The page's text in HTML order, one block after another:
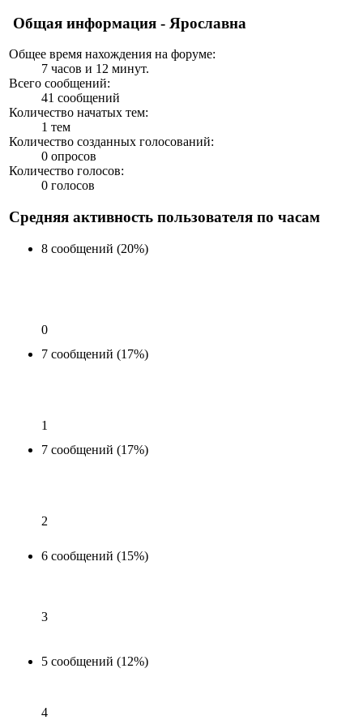
Общая информация - Ярославна
Общее время нахождения на форуме:
7 часов и 12 минут.
Всего сообщений:
41 сообщений
Количество начатых тем:
1 тем
Количество созданных голосований:
0 опросов
Количество голосов:
0 голосов
Средняя активность пользователя по часам
8 сообщений (20%)
0
7 сообщений (17%)
1
7 сообщений (17%)
2
6 сообщений (15%)
3
5 сообщений (12%)
4